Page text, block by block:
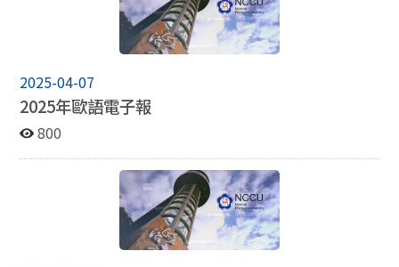
2025-04-07
2025年歐語電子報
800